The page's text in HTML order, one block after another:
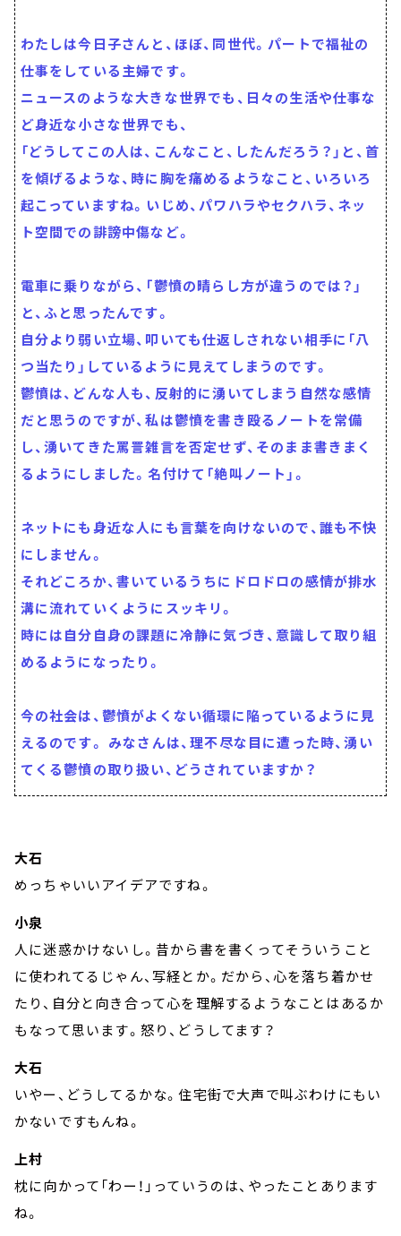
わたしは今日子さんと、ほぼ、同世代。パートで福祉の
仕事をしている主婦です。
ニュースのような大きな世界でも、日々の生活や仕事な
ど身近な小さな世界でも、
「どうしてこの人は、こんなこと、したんだろう？」と、首
を傾げるような、時に胸を痛めるようなこと、いろいろ
起こっていますね。いじめ、パワハラやセクハラ、ネッ
ト空間での誹謗中傷など。
電車に乗りながら、「鬱憤の晴らし方が違うのでは？」
と、ふと思ったんです。
自分より弱い立場、叩いても仕返しされない相手に「八
つ当たり」しているように見えてしまうのです。
鬱憤は、どんな人も、反射的に湧いてしまう自然な感情
だと思うのですが、私は鬱憤を書き殴るノートを常備
し、湧いてきた罵詈雑言を否定せず、そのまま書きまく
るようにしました。名付けて「絶叫ノート」。
ネットにも身近な人にも言葉を向けないので、誰も不快
にしません。
それどころか、書いているうちにドロドロの感情が排水
溝に流れていくようにスッキリ。
時には自分自身の課題に冷静に気づき、意識して取り組
めるようになったり。
今の社会は、鬱憤がよくない循環に陥っているように見
えるのです。 みなさんは、理不尽な目に遭った時、湧い
てくる鬱憤の取り扱い、どうされていますか？
大石
めっちゃいいアイデアですね。
小泉
人に迷惑かけないし。昔から書を書くってそういうこと
に使われてるじゃん、写経とか。だから、心を落ち着かせ
たり、自分と向き合って心を理解するようなことはあるか
もなって思います。怒り、どうしてます？
大石
いやー、どうしてるかな。住宅街で大声で叫ぶわけにもい
かないですもんね。
上村
枕に向かって「わー！」っていうのは、やったことあります
ね。